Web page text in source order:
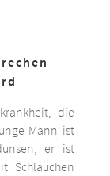
die
Mann ist
er ist
Schläuchen